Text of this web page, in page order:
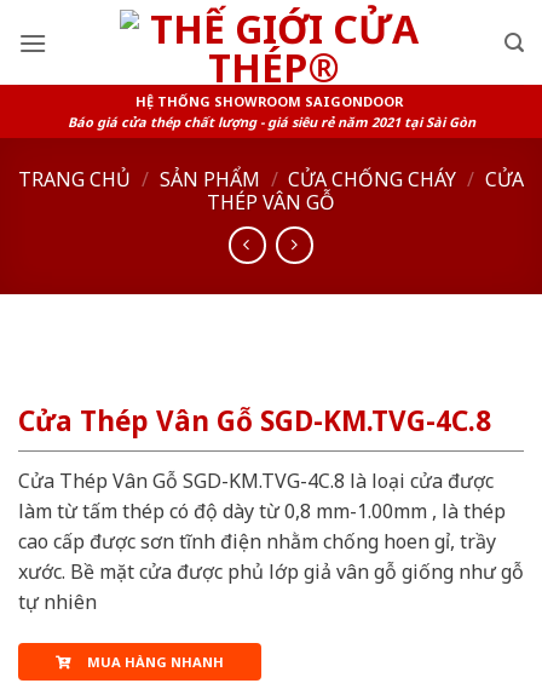
HỆ THỐNG SHOWROOM SAIGONDOOR
Báo giá cửa thép chất lượng - giá siêu rẻ năm 2021 tại Sài Gòn
TRANG CHỦ / SẢN PHẨM / CỬA CHỐNG CHÁY / CỬA
THÉP VÂN GỖ
Cửa Thép Vân Gỗ SGD-KM.TVG-4C.8
Cửa Thép Vân Gỗ SGD-KM.TVG-4C.8 là loại cửa được
làm từ tấm thép có độ dày từ 0,8 mm-1.00mm , là thép
cao cấp được sơn tĩnh điện nhằm chống hoen gỉ, trầy
xước. Bề mặt cửa được phủ lớp giả vân gỗ giống như gỗ
tự nhiên
MUA HÀNG NHANH